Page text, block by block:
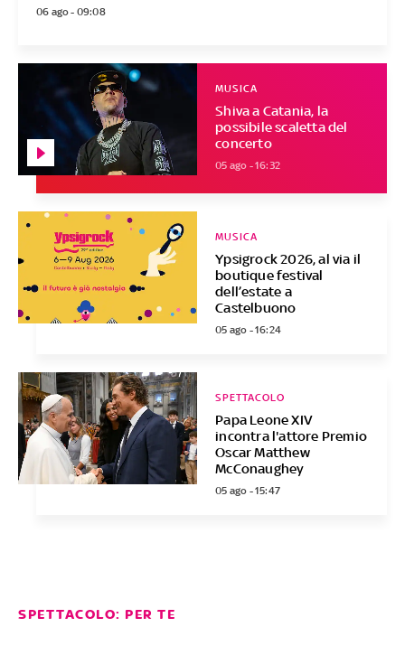
06 ago - 09:08
Shiva a Catania, la
possibile scaletta del
concerto
MUSICA
05 ago - 16:32
Ypsigrock 2026, al via il
boutique festival
dell’estate a
Castelbuono
MUSICA
05 ago - 16:24
Papa Leone XIV
incontra l'attore Premio
Oscar Matthew
McConaughey
SPETTACOLO
05 ago - 15:47
SPETTACOLO: PER TE